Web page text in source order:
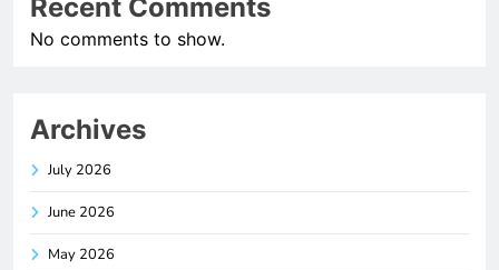
Recent Comments
No comments to show.
Archives
July 2026
June 2026
May 2026